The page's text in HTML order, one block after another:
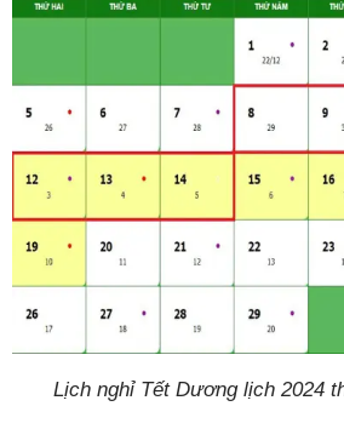
Lịch nghỉ Tết Dương lịch 2024